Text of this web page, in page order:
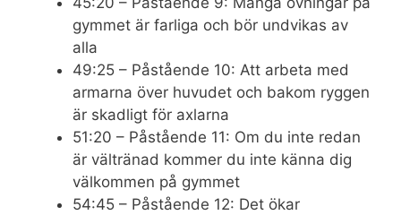
gymmet är farliga och bör undvikas av
alla
49:25 – Påstående 10: Att arbeta med
armarna över huvudet och bakom ryggen
är skadligt för axlarna
51:20 – Påstående 11: Om du inte redan
är vältränad kommer du inte känna dig
välkommen på gymmet
54:45 – Påstående 12: Det ökar